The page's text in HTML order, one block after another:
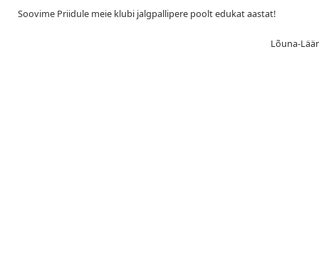
Soovime Priidule meie klubi jalgpallipere poolt edukat aastat!
Lõuna-